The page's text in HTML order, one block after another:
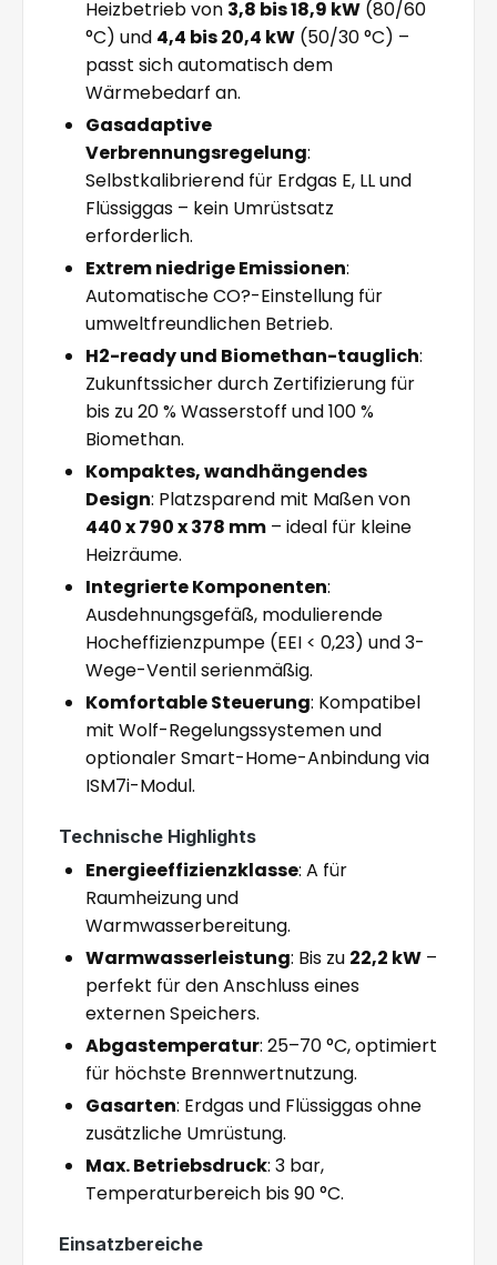
Heizbetrieb von 3,8 bis 18,9 kW (80/60
°C) und 4,4 bis 20,4 kW (50/30 °C) –
passt sich automatisch dem
Wärmebedarf an.
Gasadaptive
Verbrennungsregelung:
Selbstkalibrierend für Erdgas E, LL und
Flüssiggas – kein Umrüstsatz
erforderlich.
Extrem niedrige Emissionen:
Automatische CO?-Einstellung für
umweltfreundlichen Betrieb.
H2-ready und Biomethan-tauglich:
Zukunftssicher durch Zertifizierung für
bis zu 20 % Wasserstoff und 100 %
Biomethan.
Kompaktes, wandhängendes
Design: Platzsparend mit Maßen von
440 x 790 x 378 mm – ideal für kleine
Heizräume.
Integrierte Komponenten:
Ausdehnungsgefäß, modulierende
Hocheffizienzpumpe (EEI < 0,23) und 3-
Wege-Ventil serienmäßig.
Komfortable Steuerung: Kompatibel
mit Wolf-Regelungssystemen und
optionaler Smart-Home-Anbindung via
ISM7i-Modul.
Technische Highlights
Energieeffizienzklasse: A für
Raumheizung und
Warmwasserbereitung.
Warmwasserleistung: Bis zu 22,2 kW –
perfekt für den Anschluss eines
externen Speichers.
Abgastemperatur: 25–70 °C, optimiert
für höchste Brennwertnutzung.
Gasarten: Erdgas und Flüssiggas ohne
zusätzliche Umrüstung.
Max. Betriebsdruck: 3 bar,
Temperaturbereich bis 90 °C.
Einsatzbereiche